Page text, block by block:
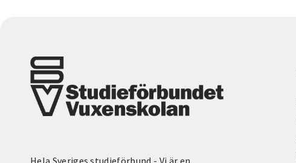
Hela Sveriges studieförbund - Vi är en